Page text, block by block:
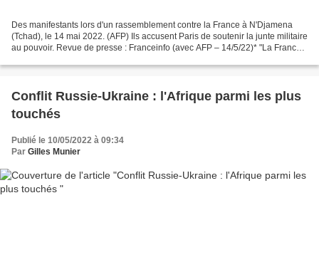
Des manifestants lors d'un rassemblement contre la France à N'Djamena
(Tchad), le 14 mai 2022. (AFP) Ils accusent Paris de soutenir la junte militaire
au pouvoir. Revue de presse : Franceinfo (avec AFP – 14/5/22)* "La France,
Conflit Russie-Ukraine : l'Afrique parmi les plus
touchés
Publié le 10/05/2022 à 09:34
Par Gilles Munier